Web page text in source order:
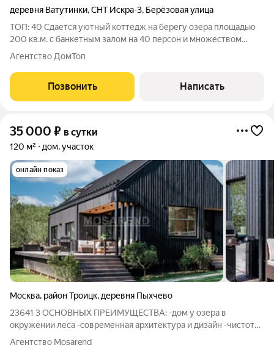
деревня Ватутинки,СНТ Искра-3, Берёзовая улица
ТОП: 40 Сдается уютный коттедж на берегу озера площадью
200 кв.м. с банкетным залом на 40 персон и множеством
фотозон посуточно и на выходные. Возможна аренда на месяц.
Дом находится в 17 км от МКАД по Калужскому шоссе; в 15
минутах от метро УЧАСТОК:
Агентство ДомТоп
Позвонить Написать
35 000 ₽ в сутки
120 м² дом, участок
онлайн показ
Москва, район Троицк, деревня Пыхчево
23641 3 ОСНОВНЫХ ПРЕИМУЩЕСТВА: -дом у озера в
окружении леса -современная архитектура и дизайн -чистота
и порядок ИДЕАЛЬНО ДЛЯ: -семейного отдыха -отдыха с
Агентство Mosarend